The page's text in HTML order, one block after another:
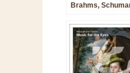
Brahms,